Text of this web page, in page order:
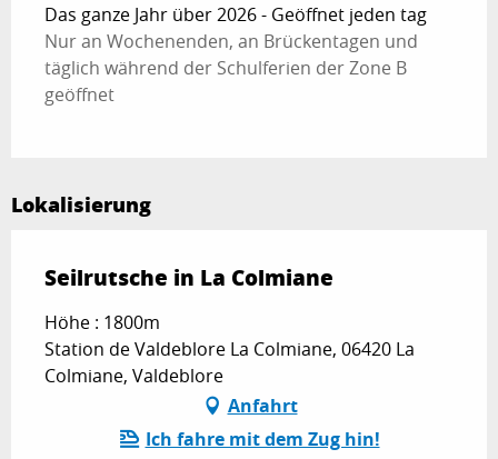
Das ganze Jahr über 2026 - Geöffnet jeden tag
Nur an Wochenenden, an Brückentagen und
täglich während der Schulferien der Zone B
geöffnet
Lokalisierung
Seilrutsche in La Colmiane
Höhe : 1800m
Station de Valdeblore La Colmiane, 06420 La
Colmiane, Valdeblore
Anfahrt
Ich fahre mit dem Zug hin!